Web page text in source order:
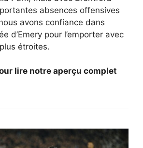
absences offensives
avons confiance dans
d’Emery pour l’emporter avec
étroites.
lire notre aperçu complet